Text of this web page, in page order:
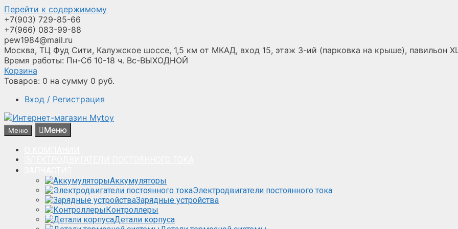
Перейти к содержимому
+7(903) 729-85-66
+7(966) 083-99-88
pew1984@mail.ru
Москва, ТЦ Фуд Сити, Калужское шоссе, 1,5 км от МКАД, вход 15, этаж 3-ий (парковка на крыше), павильон
Время работы: Пн-Сб 10-18 ч. Вс-ВЫХОДНОЙ
Корзина
Товаров: 0 на сумму 0 руб.
Вход / Регистрация
Меню Меню
Аккумуляторы
Электродвигатели постоянного тока
Зарядные устройства
Контроллеры
Детали корпуса